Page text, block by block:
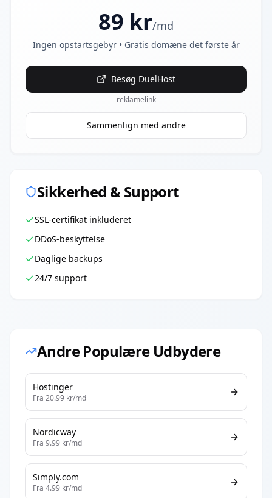
89 kr/md
Ingen opstartsgebyr • Gratis domæne det første år
Besøg DuelHost
reklamelink
Sammenlign med andre
Sikkerhed & Support
SSL-certifikat inkluderet
DDoS-beskyttelse
Daglige backups
24/7 support
Andre Populære Udbydere
Hostinger
Fra 20.99 kr/md
Nordicway
Fra 9.99 kr/md
Simply.com
Fra 4.99 kr/md